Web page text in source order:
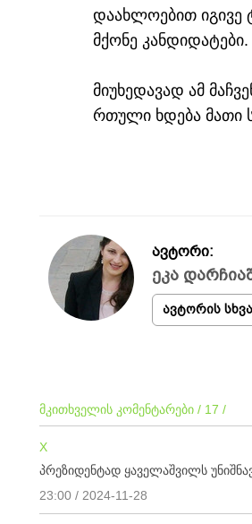
დაახლოებით იგივე
მქონე კანდიდატები.
მიუხედავად ამ
რთული ხდება მათი
ავტორი:
ეკა
ავტორის
მკითხველის კომენტარები / 17 /
X
პრეზიდენტად ყაველაშვილს
23:00 / 2024-11-28